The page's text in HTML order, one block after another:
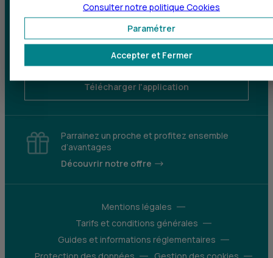
Centre d'aide Trouver une agence
Sourds et
Télécharger l'application
Parrainez un proche et profitez ensemble
d’avantages
Découvrir notre offre
Mentions légales
Tarifs et conditions générales
Guides et informations réglementaires
Accepter et Fermer
Paramétrer
Consulter notre politique Cookies